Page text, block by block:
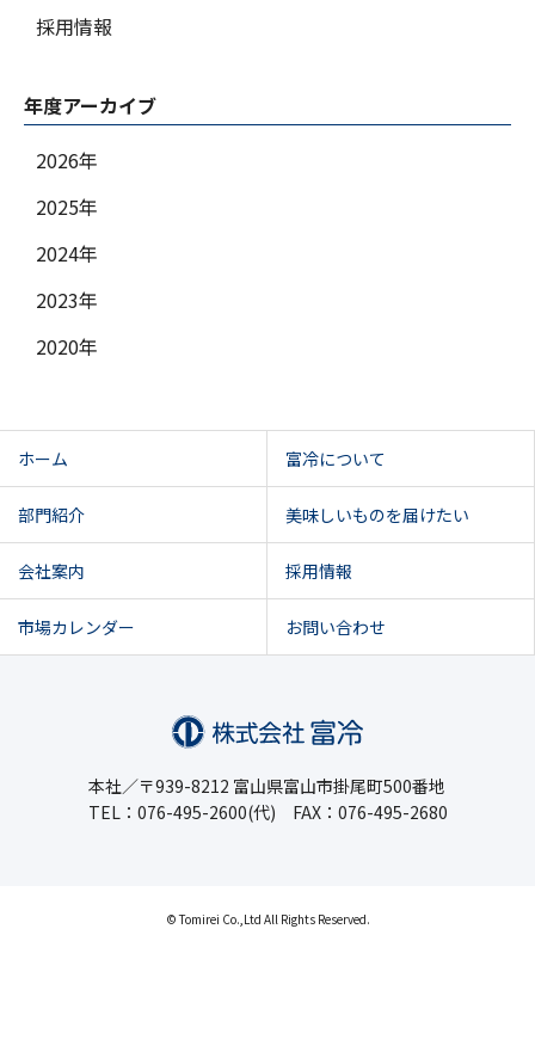
採用情報
年度アーカイブ
2026年
2025年
2024年
2023年
2020年
ホーム 富冷について
部門紹介 美味しいものを届けたい
会社案内 採用情報
市場カレンダー お問い合わせ
本社／〒939-8212 富山県富山市掛尾町500番地
TEL：076-495-2600(代) FAX：076-495-2680
© Tomirei Co.,Ltd All Rights Reserved.